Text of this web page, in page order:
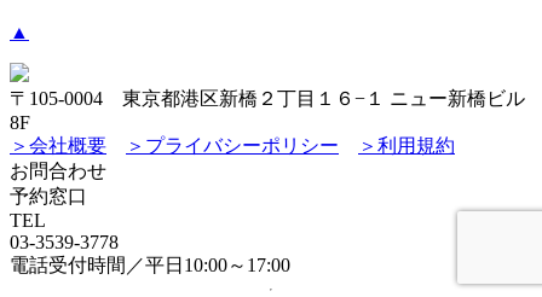
▲
〒105-0004 東京都港区新橋２丁目１６−１ ニュー新橋ビル
8F
＞会社概要
＞プライバシーポリシー
＞利用規約
お問合わせ
予約窓口
TEL
03-3539-3778
電話受付時間／平日10:00～17:00